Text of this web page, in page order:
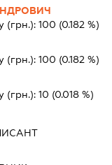
(грн.): 100 (0.182 %)
(грн.): 100 (0.182 %)
(грн.): 10 (0.018 %)